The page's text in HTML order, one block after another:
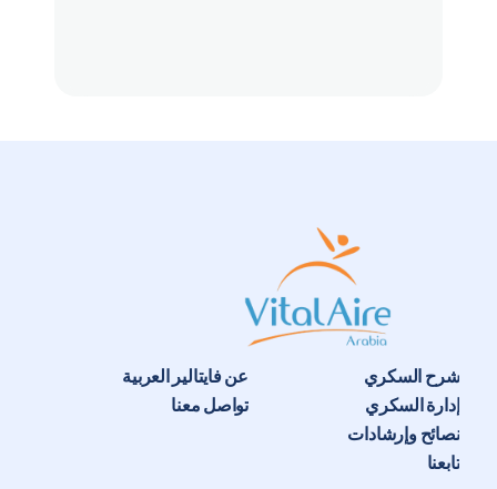
شرح السكري
إدارة السكري
نصائح وإرشادات
عن فايتالير العربية
تواصل معنا
تابعنا